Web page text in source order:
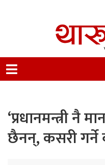
Nepal.
‘प्रधानमन्त्री नै
छैनन्, कसरी गर्ने